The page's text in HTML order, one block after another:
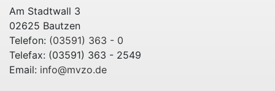
Am Stadtwall 3
02625 Bautzen
Telefon: (03591) 363 - 0
Telefax: (03591) 363 - 2549
Email: info@mvzo.de